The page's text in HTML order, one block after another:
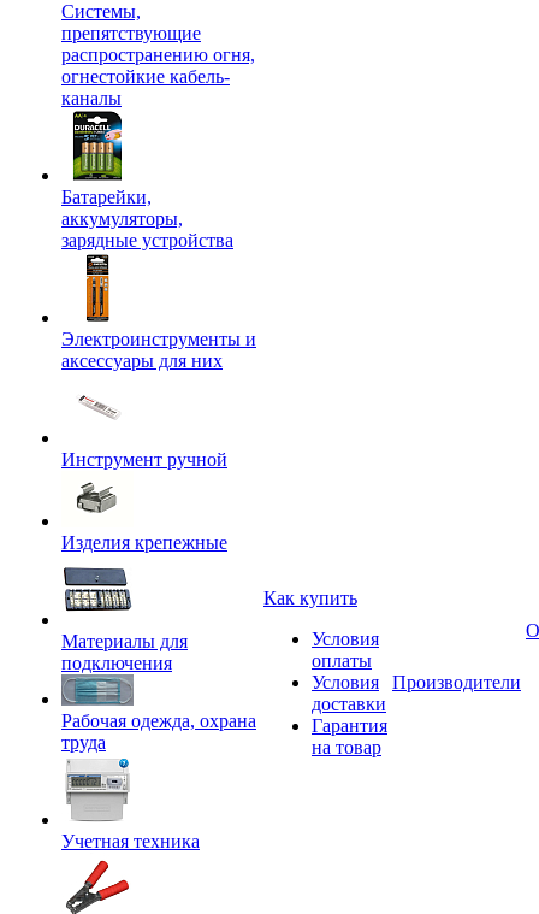
Системы,
препятствующие
распространению огня,
огнестойкие кабель-
каналы
Батарейки,
аккумуляторы,
зарядные устройства
Электроинструменты и
аксессуары для них
Инструмент ручной
Изделия крепежные
Материалы для
подключения
Рабочая одежда, охрана
труда
Учетная техника
Как купить
Условия
оплаты
Условия
доставки
Гарантия
на товар
Производители